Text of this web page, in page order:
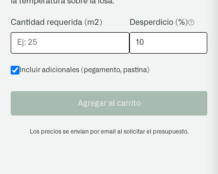
Cantidad requerida (m2) Desperdicio (%)
Incluir adicionales (pegamento, pastina)
Agregar al carrito
Los precios se envian por email al solicitar el presupuesto.